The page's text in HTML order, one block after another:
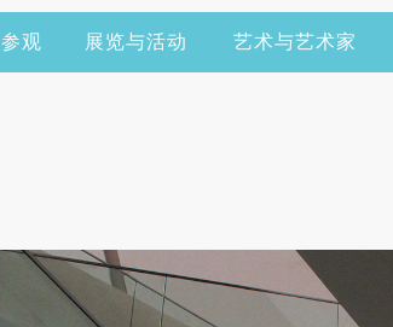
参观 展览与活动 艺术与艺术家
数字美术馆
志愿者